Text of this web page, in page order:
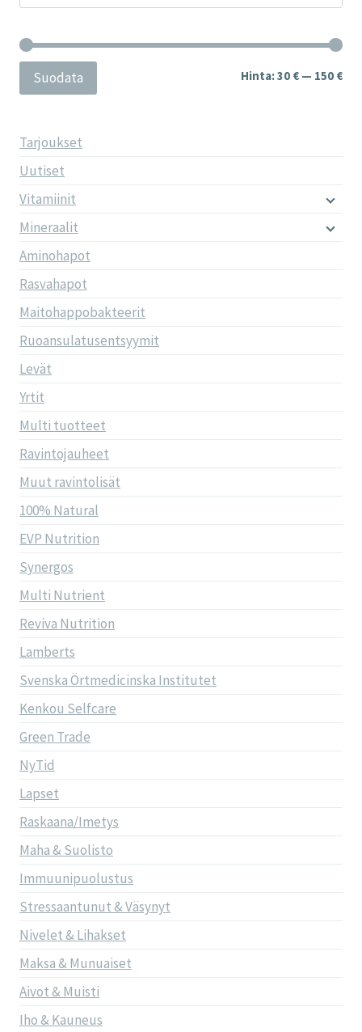
Suodata Hinta:30 € — 150 €
Tarjoukset
Uutiset
Vitamiinit
Mineraalit
Aminohapot
Rasvahapot
Maitohappobakteerit
Ruoansulatusentsyymit
Levät
Yrtit
Multi tuotteet
Ravintojauheet
Muut ravintolisät
100% Natural
EVP Nutrition
Synergos
Multi Nutrient
Reviva Nutrition
Lamberts
Svenska Örtmedicinska Institutet
Kenkou Selfcare
Green Trade
NyTid
Lapset
Raskaana/Imetys
Maha & Suolisto
Immuunipuolustus
Stressaantunut & Väsynyt
Nivelet & Lihakset
Maksa & Munuaiset
Aivot & Muisti
Iho & Kauneus